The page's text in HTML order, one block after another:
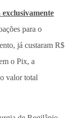
para o
já custaram R$
o Pix, a
valor total